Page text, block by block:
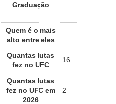
Graduação
Quem é o mais
alto entre eles
Quantas lutas
fez no UFC
16
Quantas lutas
fez no UFC em
2026
2